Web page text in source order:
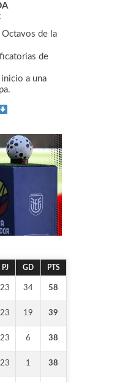
de la
de
a una
PJ GD PTS
23 34 58
23 19 39
23 6 38
23 1 38